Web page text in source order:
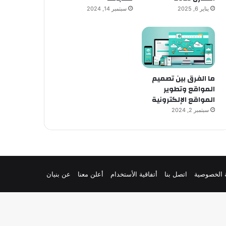
يناير 6, 2025 سبتمبر 14, 2024
ما الفرق بين تصميم
المواقع وتطوير
المواقع الإلكترونية
سبتمبر 2, 2024
الخصوصية اتصل بنا أتفاقية الأستخدام أعلن معنا عن بنيان